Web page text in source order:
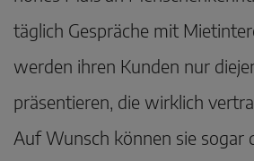
täglich Gespräche mit
werden ihren Kunden nur
präsentieren, die wirklich
Auf Wunsch können sie sogar